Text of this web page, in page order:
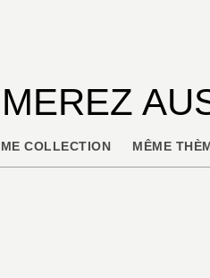
COLLECTION MÊME